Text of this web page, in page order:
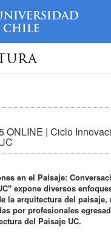
ONLINE | Ciclo
en el Paisaje:
expone diversos
la arquitectura del paisaje,
por profesionales
del Paisaje UC.